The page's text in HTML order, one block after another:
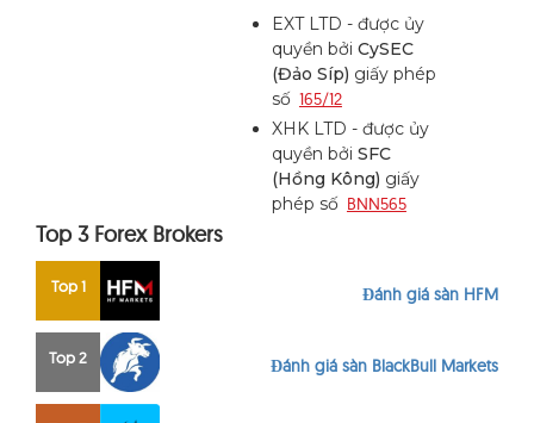
EXT LTD - được ủy
quyền bởi CySEC
(Đảo Síp) giấy phép
số 165/12
XHK LTD - được ủy
quyền bởi SFC
(Hồng Kông) giấy
phép số BNN565
Top 3 Forex Brokers
Top 1 Đánh giá sàn HFM
Top 2 Đánh giá sàn BlackBull Markets